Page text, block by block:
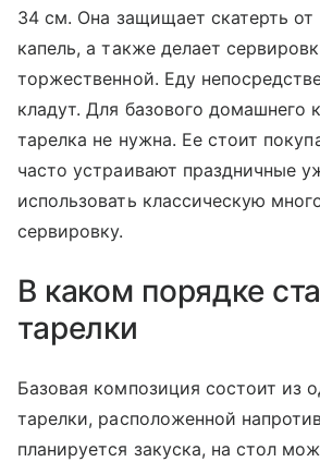
34 см. Она защищает скатерть
капель, а также делает
торжественной. Еду
кладут. Для базового домашнего
тарелка не нужна. Ее стоит
часто устраивают праздничные
использовать классическую
сервировку.
В каком порядке
тарелки
Базовая композиция состоит из
тарелки, расположенной
планируется закуска, на стол